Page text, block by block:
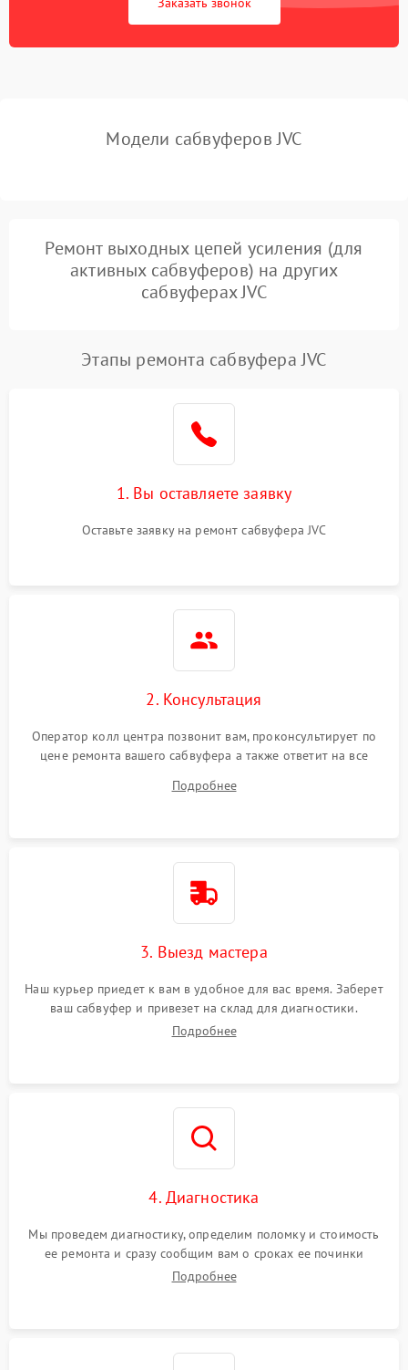
защиты от короткого
1000 ₽ Подробнее →
Неисправность системы
защиты от замыкания
1000 ₽ Подробнее →
Неисправность системы
Модели сабвуферов JVC
Ремонт выходных цепей усиления (для
активных сабвуферов) на других
сабвуферах JVC
Этапы ремонта сабвуфера JVC
1. Вы оставляете заявку
Оставьте заявку на ремонт сабвуфера JVC
2. Консультация
Оператор колл центра позвонит вам, проконсультирует по
цене ремонта вашего сабвуфера а также ответит на все
Подробнее
3. Выезд мастера
Наш курьер приедет к вам в удобное для вас время. Заберет
ваш сабвуфер и привезет на склад для диагностики.
Подробнее
4. Диагностика
Мы проведем диагностику, определим поломку и стоимость
ее ремонта и сразу сообщим вам о сроках ее починки
Подробнее